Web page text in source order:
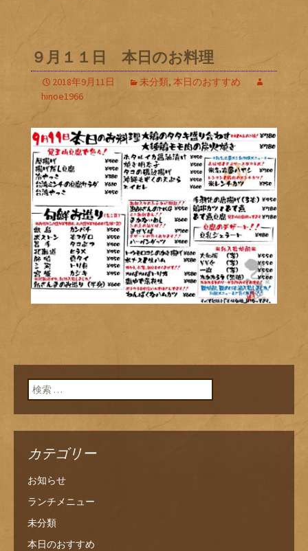
９月１１日 本日のお料理
2018年9月11日 未分類, 本日のおすすめ
hinoe1966
検索:
カテゴリー
お知らせ
ランチメニュー
未分類
本日のおすすめ